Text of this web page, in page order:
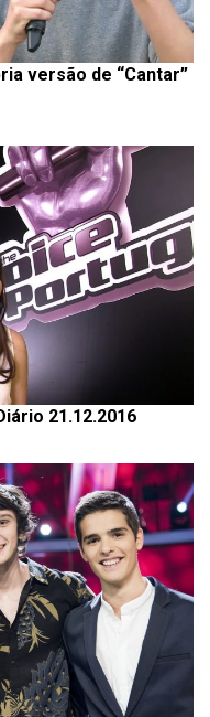
versão de “Cantar”
21.12.2016